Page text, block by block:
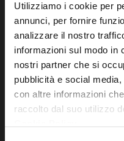
Utilizziamo i cookie per
annunci, per fornire
analizzare il nostro
informazioni sul modo in
nostri partner che si
pubblicità e social
con altre informazioni
raccolto dal suo utilizzo
tel.
Posta